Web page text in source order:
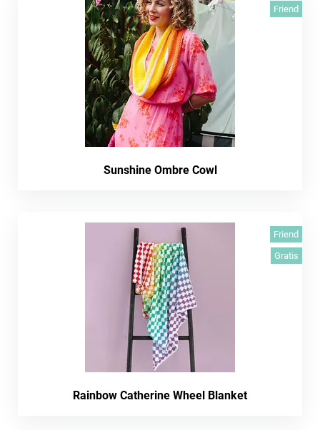
Friend
Sunshine Ombre Cowl
Friend
Gratis
Rainbow Catherine Wheel Blanket